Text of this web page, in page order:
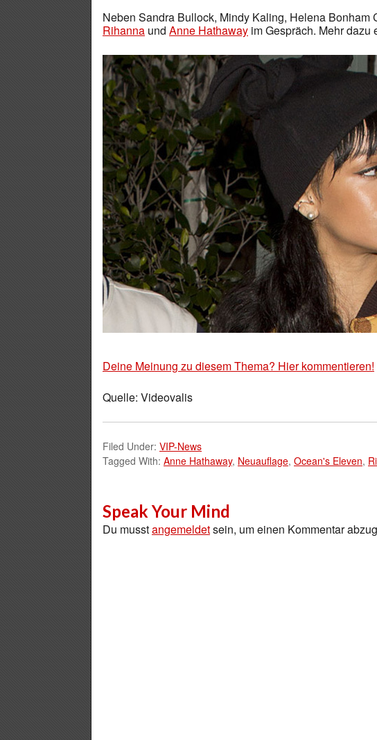
Neben Sandra Bullock, Mindy Kaling, Helena Bonham
Rihanna und Anne Hathaway im Gespräch. Mehr dazu
Deine Meinung zu diesem Thema? Hier kommentieren!
Quelle: Videovalis
Filed Under: VIP-News
Tagged With: Anne Hathaway, Neuauflage, Ocean's Eleven,
Speak Your Mind
Du musstangemeldetsein, um einen Kommentar